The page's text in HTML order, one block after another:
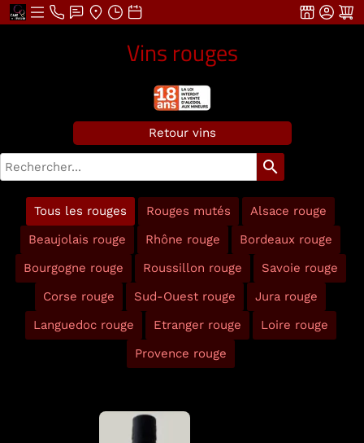
Vins rouges
Retour vins
search
Tous les rouges Rouges mutés
Alsace rouge
Beaujolais rouge
Rhône rouge
Bordeaux rouge
Bourgogne rouge
Roussillon rouge
Savoie rouge
Corse rouge
Sud-Ouest rouge
Jura rouge
Languedoc rouge
Etranger rouge
Loire rouge
Provence rouge